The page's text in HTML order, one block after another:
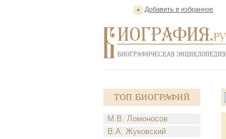
Добавить в избранное
Топ Биографий
М.В. Ломоносов
В.А. Жуковский